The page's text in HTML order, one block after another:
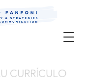
Editor;
CURRÍCULO